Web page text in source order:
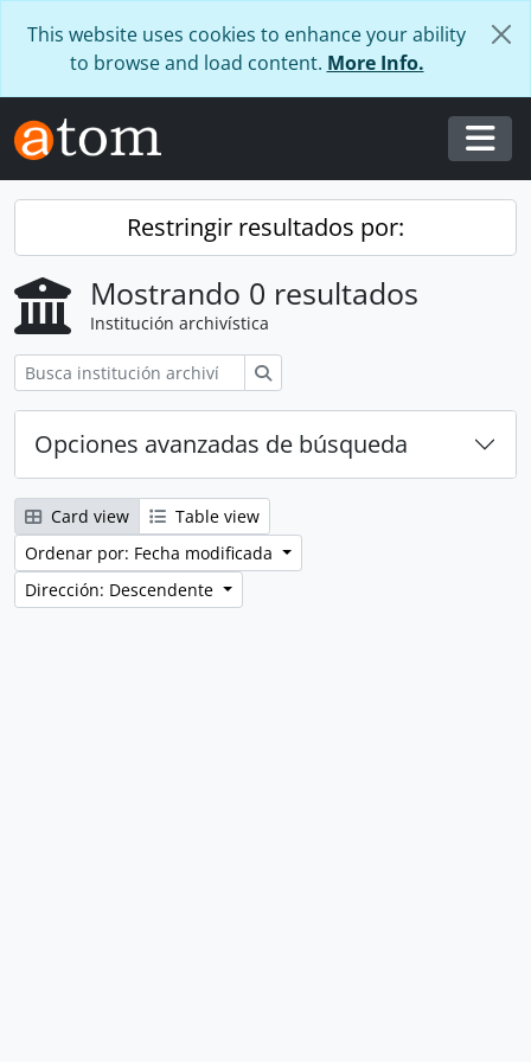
This website uses cookies to enhance your ability
to browse and load content. More Info.
Restringir resultados por:
Mostrando 0 resultados
Institución archivística
Opciones avanzadas de búsqueda
Card view
Table view
Ordenar por: Fecha modificada
Dirección: Descendente